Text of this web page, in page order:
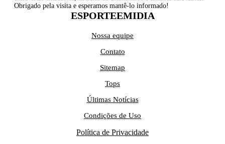
Obrigado pela visita e esperamos mantê-lo informado!
ESPORTEEMIDIA
Nossa equipe
Contato
Sitemap
Tops
Últimas Notícias
Condições de Uso
Política de Privacidade